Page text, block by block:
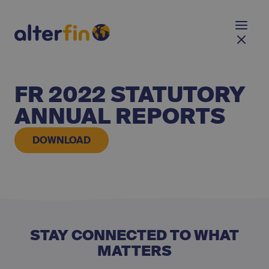
FR 2022 STATUTORY
ANNUAL REPORTS
DOWNLOAD
STAY CONNECTED TO WHAT
MATTERS